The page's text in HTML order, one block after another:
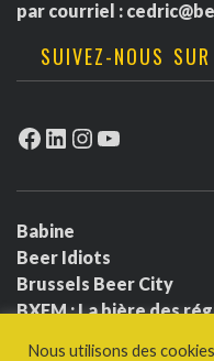
par courriel :
SUIVEZ-NOUS
Facebook
LinkedIn
Instagram
YouTube
Babine
Beer Idiots
Brussels Beer City
BXFM : La bière des
Nous utilisons des